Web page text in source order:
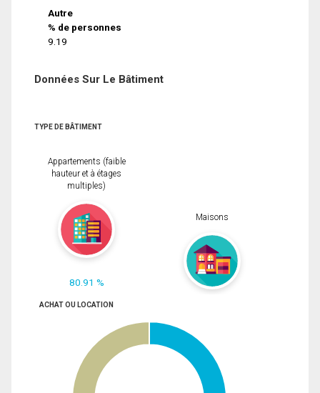
Autre
% de personnes
9.19
Données Sur Le Bâtiment
TYPE DE BÂTIMENT
Appartements (faible
hauteur et à étages
multiples)
80.91 %
Maisons
ACHAT OU LOCATION